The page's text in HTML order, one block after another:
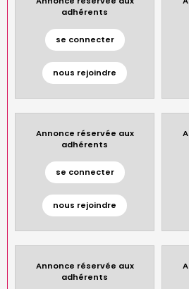
adhérents
se connecter
nous rejoindre
Annonce réservée aux
adhérents
se connecter
nous rejoindre
Annonce réservée aux
adhérents